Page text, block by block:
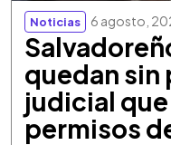
Noticias 6 agosto,
quedan
judicial
permisos